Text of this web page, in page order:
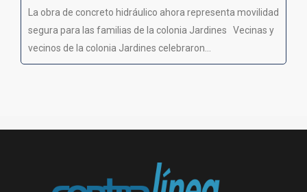
La obra de concreto hidráulico ahora representa movilidad
segura para las familias de la colonia Jardines Vecinas y
vecinos de la colonia Jardines celebraron...